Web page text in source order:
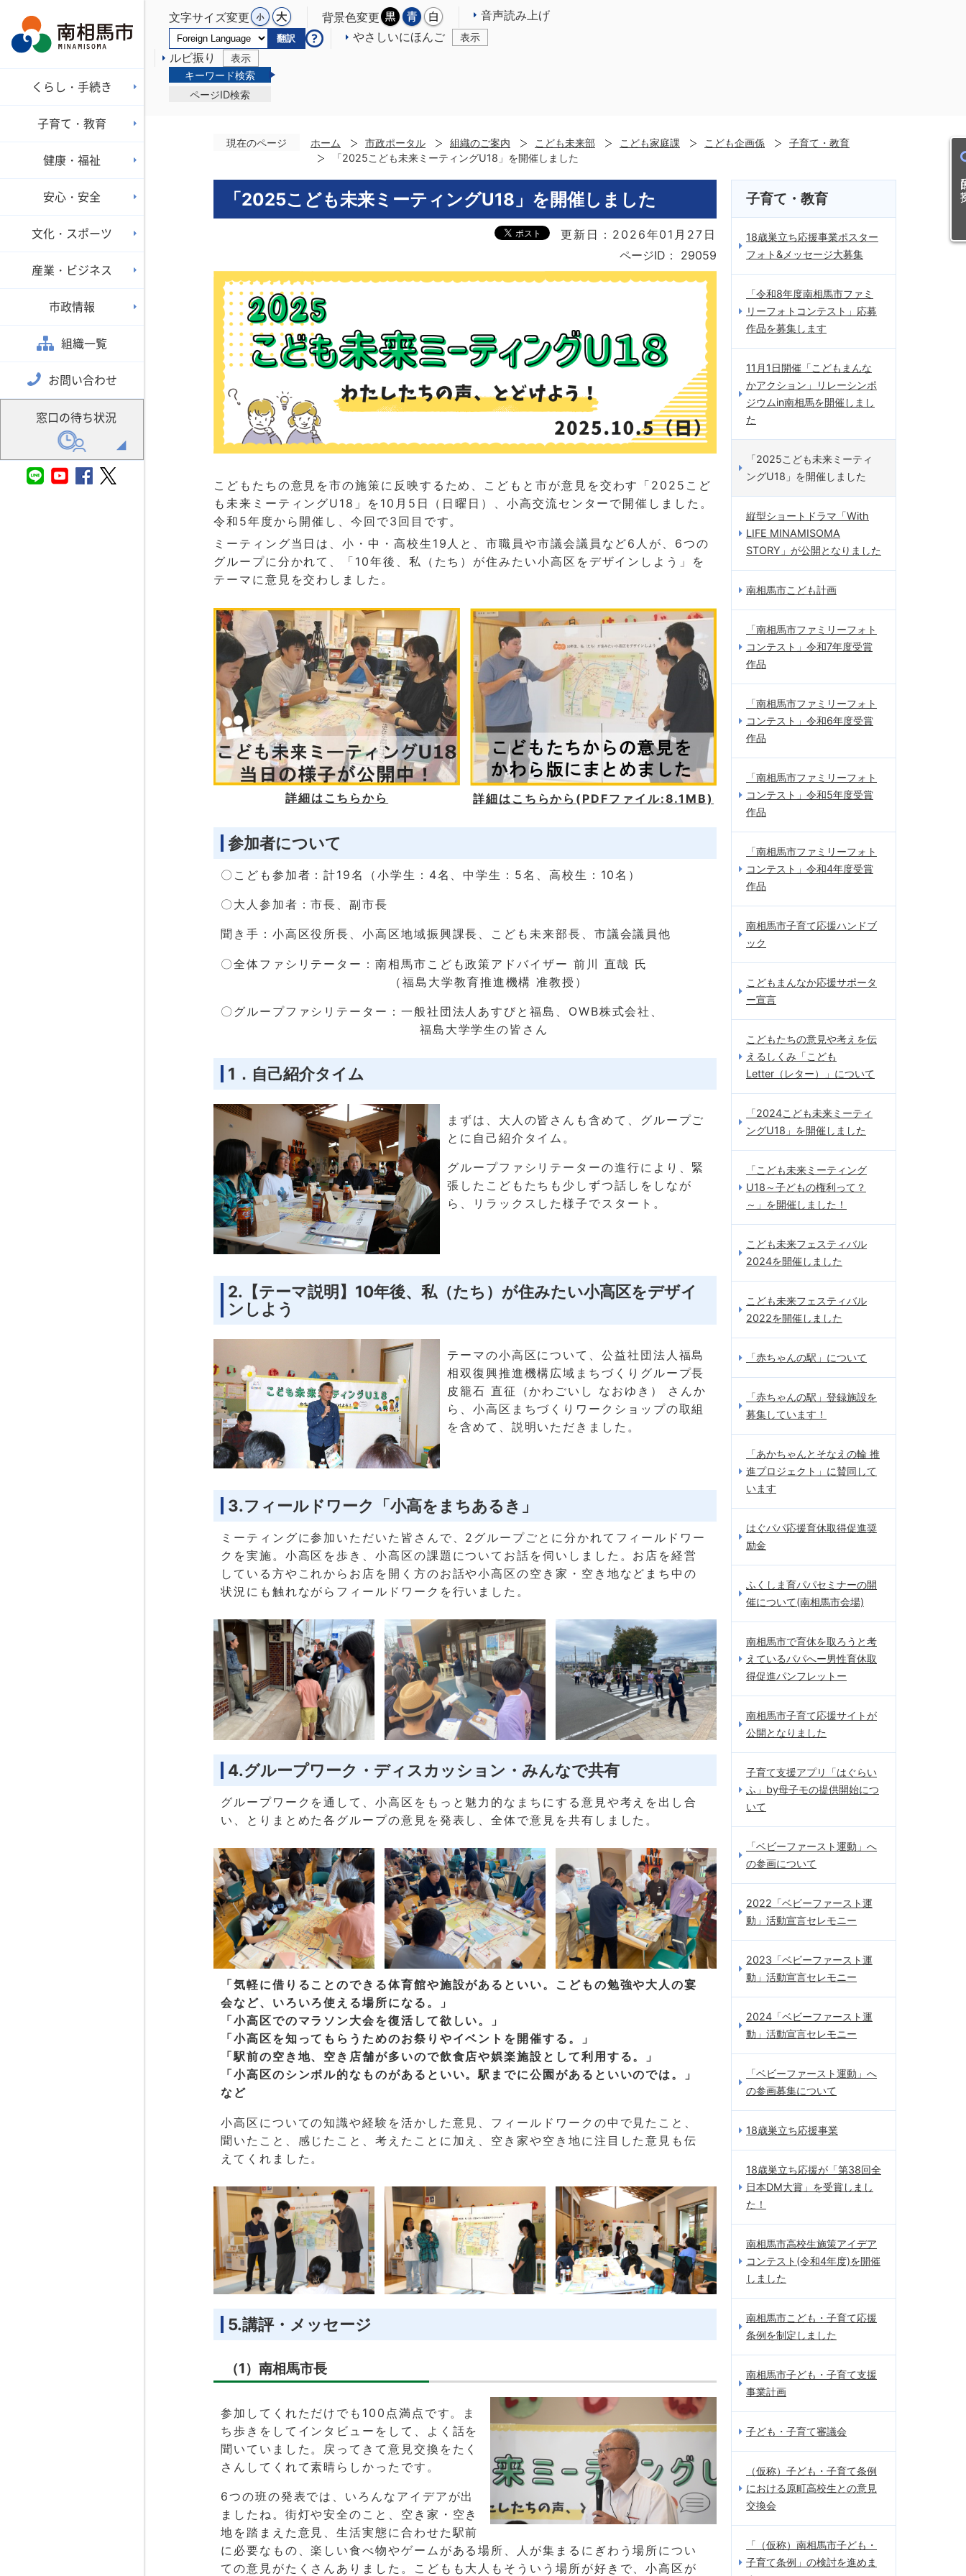
文字サイズ変更 背景色変更 音声読み上げ
翻訳 やさしいにほんご 表示
ルビ振り
表示
キーワード検索
ページID検索
くらし・手続き
子育て・教育
健康・福祉
安心・安全
文化・スポーツ
産業・ビジネス
市政情報
組織一覧
お問い合わせ
窓口の待ち状況
目
現在のページ ホーム 市政ポータル 組織のご案内 こども未来部 こども家庭課 こども企画係
子育て・教育
「2025こども未来ミーティングU18」を開催しました
「2025こども未来ミーティングU18」を開催しました
更新日：2026年01月27日
ページID：
29059
こどもたちの意見を市の施策に反映するため、こどもと市が意見を交わす「2025こど
も未来ミーティングU18」を10月5日（日曜日）、小高交流センターで開催しました。
令和5年度から開催し、今回で3回目です。
ミーティング当日は、小・中・高校生19人と、市職員や市議会議員など6人が、6つの
グループに分かれて、「10年後、私（たち）が住みたい小高区をデザインしよう」を
テーマに意見を交わしました。
詳細はこちらから 詳細はこちらから(PDFファイル:8.1MB)
参加者について
〇こども参加者：計19名（小学生：4名、中学生：5名、高校生：10名）
〇大人参加者：市長、副市長
聞き手：小高区役所長、小高区地域振興課長、こども未来部長、市議会議員他
〇全体ファシリテーター：南相馬市こども政策アドバイザー 前川 直哉 氏
（福島大学教育推進機構 准教授）
〇グループファシリテーター：一般社団法人あすびと福島、OWB株式会社、
福島大学学生の皆さん
1．自己紹介タイム
まずは、大人の皆さんも含めて、グループご
とに自己紹介タイム。
グループファシリテーターの進行により、緊
張したこどもたちも少しずつ話しをしなが
ら、リラックスした様子でスタート。
2.【テーマ説明】10年後、私（たち）が住みたい小高区をデザイ
ンしよう
テーマの小高区について、公益社団法人福島
相双復興推進機構広域まちづくりグループ長
皮籠石 直征（かわごいし なおゆき） さんか
ら、小高区まちづくりワークショップの取組
を含めて、説明いただきました。
3.フィールドワーク「小高をまちあるき」
ミーティングに参加いただいた皆さんで、2グループごとに分かれてフィールドワー
クを実施。小高区を歩き、小高区の課題についてお話を伺いしました。お店を経営
している方やこれからお店を開く方のお話や小高区の空き家・空き地などまち中の
状況にも触れながらフィールドワークを行いました。
4.グループワーク・ディスカッション・みんなで共有
グループワークを通して、小高区をもっと魅力的なまちにする意見や考えを出し合
い、とりまとめた各グループの意見を発表し、全体で意見を共有しました。
「気軽に借りることのできる体育館や施設があるといい。こどもの勉強や大人の宴
会など、いろいろ使える場所になる。」
「小高区でのマラソン大会を復活して欲しい。」
「小高区を知ってもらうためのお祭りやイベントを開催する。」
「駅前の空き地、空き店舗が多いので飲食店や娯楽施設として利用する。」
「小高区のシンボル的なものがあるといい。駅までに公園があるといいのでは。」
など
小高区についての知識や経験を活かした意見、フィールドワークの中で見たこと、
聞いたこと、感じたこと、考えたことに加え、空き家や空き地に注目した意見も伝
えてくれました。
5.講評・メッセージ
（1）南相馬市長
参加してくれただけでも100点満点です。ま
ち歩きをしてインタビューをして、よく話を
聞いていました。戻ってきて意見交換をたく
さんしてくれて素晴らしかったです。
6つの班の発表では、いろんなアイデアが出
ましたね。街灯や安全のこと、空き家・空き
地を踏まえた意見、生活実態に合わせた駅前
に必要なもの、楽しい食べ物やゲームがある場所、人が集まるにぎわう場所につい
ての意見がたくさんありました。こどもも大人もそういう場所が好きで、小高区が
子育て・教育
18歳巣立ち応援事業ポスター
フォト&メッセージ大募集
「令和8年度南相馬市ファミ
リーフォトコンテスト」応募
作品を募集します
11月1日開催「こどもまんな
かアクション」リレーシンポ
ジウムin南相馬を開催しまし
た
「2025こども未来ミーティ
ングU18」を開催しました
縦型ショートドラマ「With
LIFE MINAMISOMA
STORY」が公開となりました
南相馬市こども計画
「南相馬市ファミリーフォト
コンテスト」令和7年度受賞
作品
「南相馬市ファミリーフォト
コンテスト」令和6年度受賞
作品
「南相馬市ファミリーフォト
コンテスト」令和5年度受賞
作品
「南相馬市ファミリーフォト
コンテスト」令和4年度受賞
作品
南相馬市子育て応援ハンドブ
ック
こどもまんなか応援サポータ
ー宣言
こどもたちの意見や考えを伝
えるしくみ「こども
Letter（レター）」について
「2024こども未来ミーティ
ングU18」を開催しました
「こども未来ミーティング
U18～子どもの権利って？
～」を開催しました！
こども未来フェスティバル
2024を開催しました
こども未来フェスティバル
2022を開催しました
「赤ちゃんの駅」について
「赤ちゃんの駅」登録施設を
募集しています！
「あかちゃんとそなえの輪 推
進プロジェクト」に賛同して
います
はぐパパ応援育休取得促進奨
励金
ふくしま育パパセミナーの開
催について(南相馬市会場)
南相馬市で育休を取ろうと考
えているパパへー男性育休取
得促進パンフレットー
南相馬市子育て応援サイトが
公開となりました
子育て支援アプリ「はぐらい
ふ」by母子モの提供開始につ
いて
「ベビーファースト運動」へ
の参画について
2022「ベビーファースト運
動」活動宣言セレモニー
2023「ベビーファースト運
動」活動宣言セレモニー
2024「ベビーファースト運
動」活動宣言セレモニー
「ベビーファースト運動」へ
の参画募集について
18歳巣立ち応援事業
18歳巣立ち応援が「第38回全
日本DM大賞」を受賞しまし
た！
南相馬市高校生施策アイデア
コンテスト(令和4年度)を開催
しました
南相馬市こども・子育て応援
条例を制定しました
南相馬市子ども・子育て支援
事業計画
子ども・子育て審議会
（仮称）子ども・子育て条例
における原町高校生との意見
交換会
「（仮称）南相馬市子ども・
子育て条例」の検討を進めま